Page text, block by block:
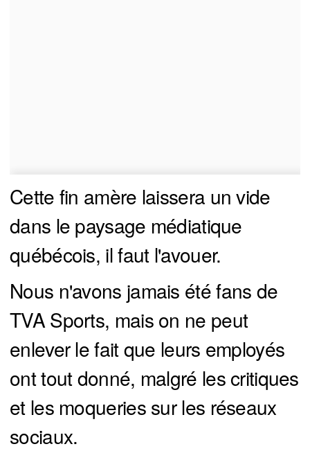
Cette fin amère laissera un vide
dans le paysage médiatique
québécois, il faut l'avouer.
Nous n'avons jamais été fans de
TVA Sports, mais on ne peut
enlever le fait que leurs employés
ont tout donné, malgré les critiques
et les moqueries sur les réseaux
sociaux.